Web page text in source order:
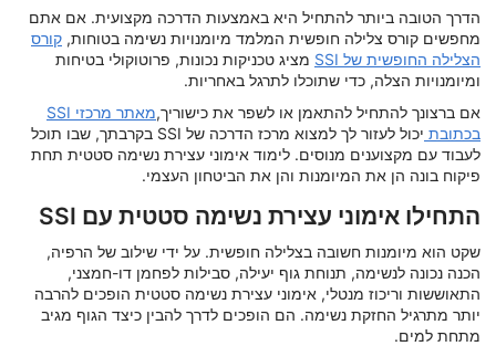
הדרך הטובה ביותר להתחיל היא באמצעות הדרכה מקצועית. אם אתם
מחפשים קורס צלילה חופשית המלמד מיומנויות נשימה בטוחות, קורס
הצלילה החופשית של SSI
מציג טכניקות נכונות, פרוטוקולי בטיחות
ומיומנויות הצלה, כדי שתוכלו לתרגל באחריות.
אם ברצונך להתחיל להתאמן או לשפר את כישוריך,
מאתר מרכזי SSI
בכתובת
יכול לעזור לך למצוא מרכז הדרכה של SSI בקרבתך, שבו תוכל
לעבוד עם מקצוענים מנוסים. לימוד אימוני עצירת נשימה סטטית תחת
פיקוח בונה הן את המיומנות והן את הביטחון העצמי.
התחילו אימוני עצירת נשימה סטטית עם SSI
שקט הוא מיומנות חשובה בצלילה חופשית. על ידי שילוב של הרפיה,
הכנה נכונה לנשימה, תנוחת גוף יעילה, סבילות לפחמן דו-חמצני,
התאוששות וריכוז מנטלי, אימוני עצירת נשימה סטטית הופכים להרבה
יותר מתרגיל החזקת נשימה. הם הופכים לדרך להבין כיצד הגוף מגיב
מתחת למים.